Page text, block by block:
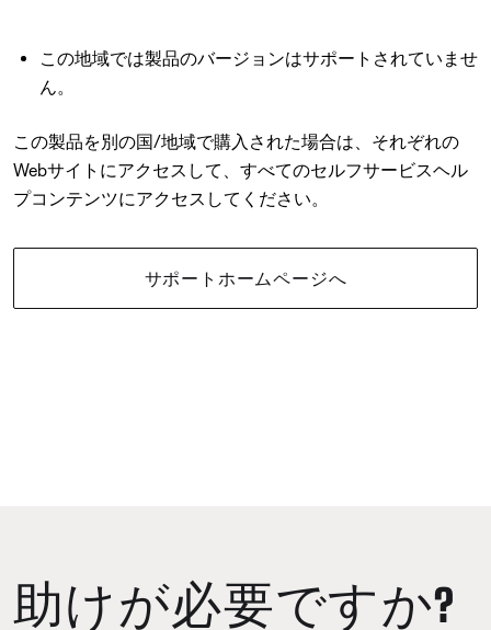
この地域では製品のバージョンはサポートされていませ
ん。
この製品を別の国/地域で購入された場合は、それぞれの
Webサイトにアクセスして、すべてのセルフサービスヘル
プコンテンツにアクセスしてください。
サポートホームページへ
助けが必要ですか?